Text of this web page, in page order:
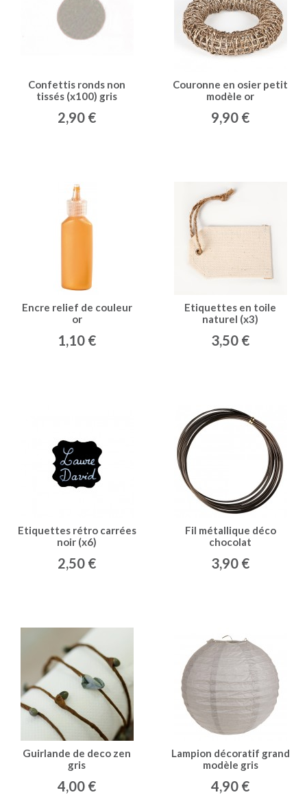
Confettis ronds non
tissés (x100) gris
2,90 €
Couronne en osier petit
modèle or
9,90 €
Encre relief de couleur
or
1,10 €
Etiquettes en toile
naturel (x3)
3,50 €
Etiquettes rétro carrées
noir (x6)
2,50 €
Fil métallique déco
chocolat
3,90 €
Guirlande de deco zen
gris
4,00 €
Lampion décoratif grand
modèle gris
4,90 €